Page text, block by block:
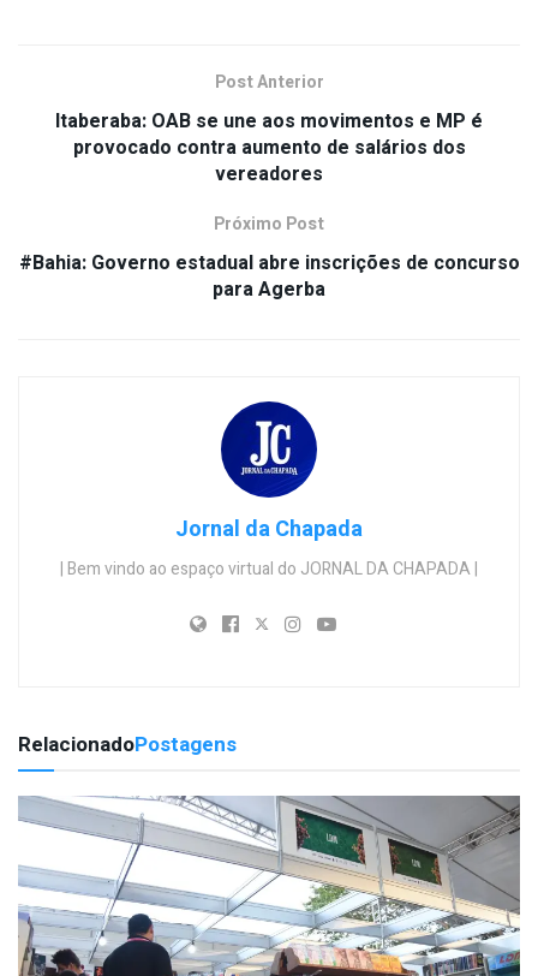
Post Anterior
Itaberaba: OAB se une aos movimentos e MP é
provocado contra aumento de salários dos
vereadores
Próximo Post
#Bahia: Governo estadual abre inscrições de concurso
para Agerba
Jornal da Chapada
| Bem vindo ao espaço virtual do JORNAL DA CHAPADA |
RelacionadoPostagens